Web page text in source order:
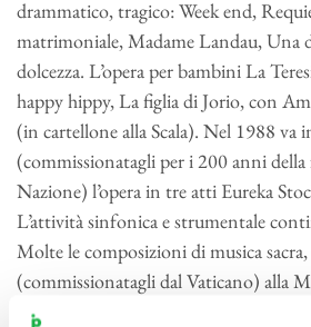
drammatico, tragico: Week end,
matrimoniale, Madame Landau, Una
dolcezza. L’opera per bambini La
happy hippy, La figlia di Jorio, con
(in cartellone alla Scala). Nel 1988 va
(commissionatagli per i 200 anni
Nazione) l’opera in tre atti Eureka
L’attività sinfonica e strumentale
Molte le composizioni di musica
(commissionatagli dal Vaticano) alla
di Natale, Messa da Requiem,